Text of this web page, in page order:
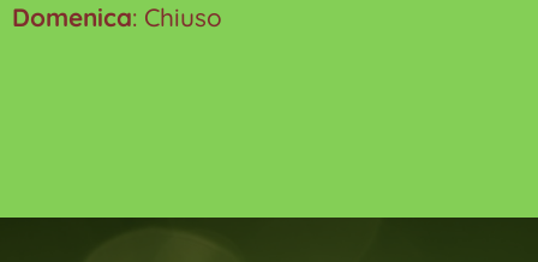
Domenica: Chiuso